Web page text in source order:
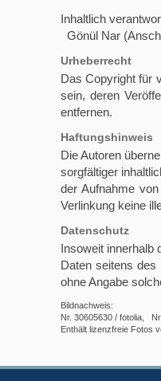
Inhaltlich
Gönül Nar
Urheberrecht
Das Copyright für
sein, deren
entfernen.
Haftungshinweis
Die Autoren
sorgfältiger
der Aufnahme
Verlinkung keine
Datenschutz
Insoweit innerhalb
Daten seitens
ohne Angabe
Bildnachweis:
Nr. 30605630 / fotolia,
Enthält lizenzfreie Fotos